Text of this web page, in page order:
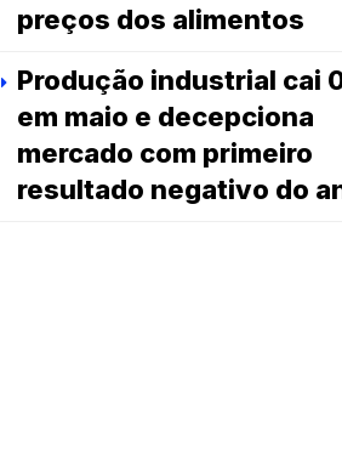
preços dos alimentos
Produção industrial cai
em maio e decepciona
mercado com primeiro
resultado negativo do